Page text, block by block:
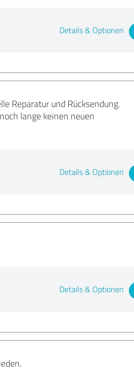
Details & Optionen
Reparatur und Rücksendung.
lange keinen neuen
Details & Optionen
Details & Optionen